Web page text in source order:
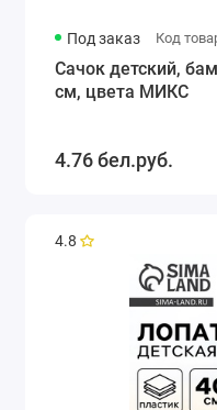
Под заказ Код
Сачок детский,
см, цвета МИКС
4.76 бел.руб.
4.8